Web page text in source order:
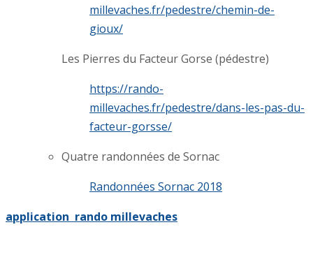
millevaches.fr/pedestre/chemin-de-
gioux/
Les Pierres du Facteur Gorse (pédestre)
https://rando-
millevaches.fr/pedestre/dans-les-pas-du-
facteur-gorsse/
Quatre randonnées de Sornac
Randonnées Sornac 2018
application rando millevaches